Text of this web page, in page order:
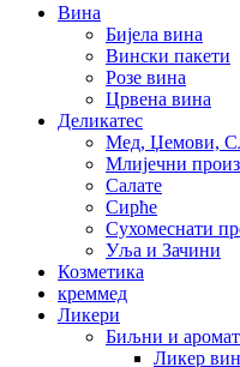
Вина
Бијела вина
Вински пакети
Розе вина
Црвена вина
Деликатес
Мед, Џемови,
Млијечни
Салате
Сирће
Сухомеснати
Уља и Зачини
Козметика
креммед
Ликери
Биљни и
Ликер